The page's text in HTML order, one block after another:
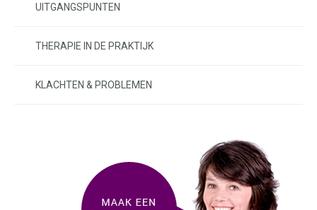
UITGANGSPUNTEN
THERAPIE IN DE PRAKTIJK
KLACHTEN & PROBLEMEN